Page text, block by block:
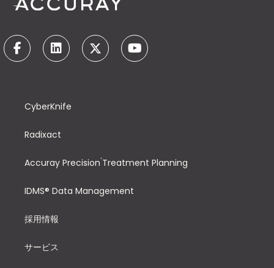
CyberKnife
Radixact
Accuray Precision®Treatment Planning
IDMS® Data Management
採用情報
サービス